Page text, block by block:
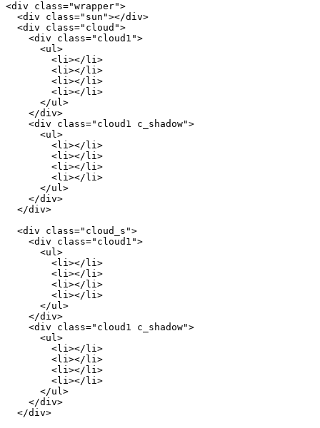
<div class="wrapper">
  <div class="sun"></div>
  <div class="cloud">
    <div class="cloud1">
      <ul>
        <li></li>
        <li></li>
        <li></li>
        <li></li>
      </ul>
    </div>
    <div class="cloud1 c_shadow">
      <ul>
        <li></li>
        <li></li>
        <li></li>
        <li></li>
      </ul>
    </div>
  </div>
  <div class="cloud_s">
    <div class="cloud1">
      <ul>
        <li></li>
        <li></li>
        <li></li>
        <li></li>
      </ul>
    </div>
    <div class="cloud1 c_shadow">
      <ul>
        <li></li>
        <li></li>
        <li></li>
        <li></li>
      </ul>
    </div>
  </div>